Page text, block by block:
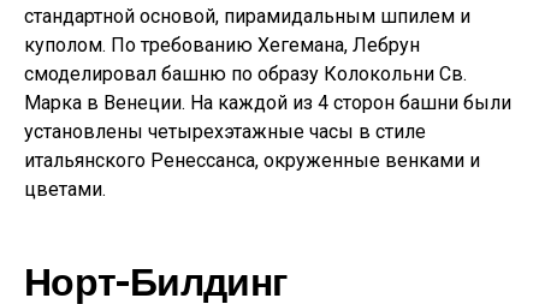
стандартной основой, пирамидальным шпилем и
куполом. По требованию Хегемана, Лебрун
смоделировал башню по образу Колокольни Св.
Марка в Венеции. На каждой из 4 сторон башни были
установлены четырехэтажные часы в стиле
итальянского Ренессанса, окруженные венками и
цветами.
Норт-Билдинг